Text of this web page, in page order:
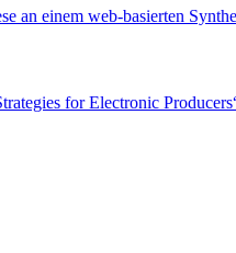
an einem web-basierten
for Electronic